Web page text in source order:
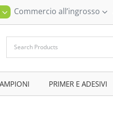
Commercio all’ingrosso
PRIMER E ADESIVI